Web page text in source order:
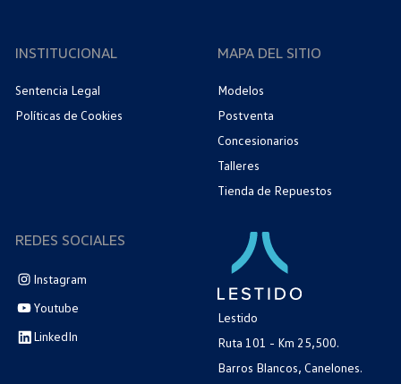
INSTITUCIONAL
Sentencia Legal
Políticas de Cookies
MAPA DEL SITIO
Modelos
Postventa
Concesionarios
Talleres
Tienda de Repuestos
REDES SOCIALES
Instagram
Youtube
LinkedIn
Lestido
Ruta 101 - Km 25,500.
Barros Blancos, Canelones.